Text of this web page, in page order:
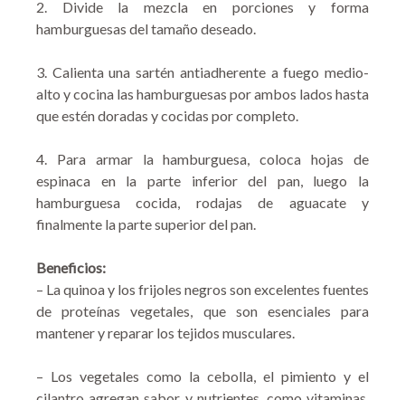
2. Divide la mezcla en porciones y forma
hamburguesas del tamaño deseado.
3. Calienta una sartén antiadherente a fuego medio-
alto y cocina las hamburguesas por ambos lados hasta
que estén doradas y cocidas por completo.
4. Para armar la hamburguesa, coloca hojas de
espinaca en la parte inferior del pan, luego la
hamburguesa cocida, rodajas de aguacate y
finalmente la parte superior del pan.
Beneficios:
– La quinoa y los frijoles negros son excelentes fuentes
de proteínas vegetales, que son esenciales para
mantener y reparar los tejidos musculares.
– Los vegetales como la cebolla, el pimiento y el